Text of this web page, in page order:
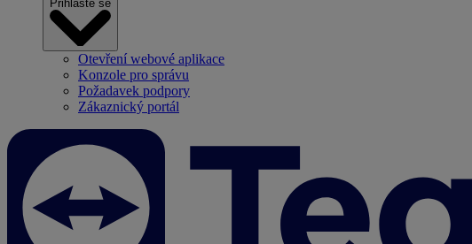
Přihlaste se
Otevření webové aplikace
Konzole pro správu
Požadavek podpory
Zákaznický portál